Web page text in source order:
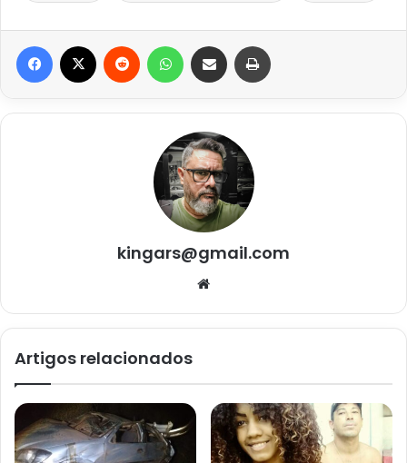
Facebook Reddit WhatsAppCompartilhar via e-mail
kingars@gmail.com
Artigos relacionados